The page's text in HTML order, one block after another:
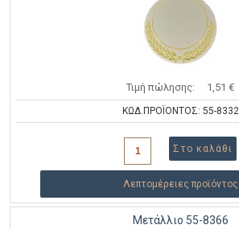
Τιμή πώλησης: 1,51 €
ΚΩΔ.ΠΡΟΪΟΝΤΟΣ: 55-8332
Λεπτομέρειες προϊόντος
Μετάλλιο 55-8366